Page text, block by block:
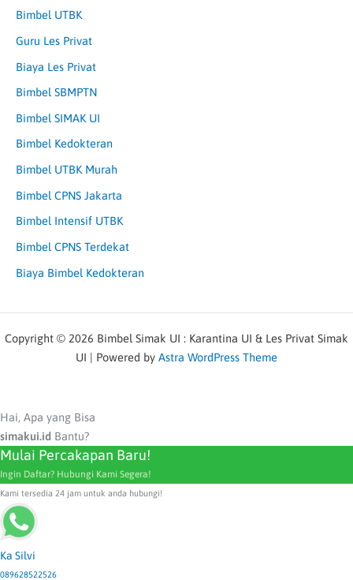
Bimbel UTBK
Guru Les Privat
Biaya Les Privat
Bimbel SBMPTN
Bimbel SIMAK UI
Bimbel Kedokteran
Bimbel UTBK Murah
Bimbel CPNS Jakarta
Bimbel Intensif UTBK
Bimbel CPNS Terdekat
Biaya Bimbel Kedokteran
Copyright © 2026 Bimbel Simak UI : Karantina UI & Les Privat Simak
UI | Powered by Astra WordPress Theme
Hai, Apa yang Bisa
simakui.id Bantu?
Mulai Percakapan Baru!
Ingin Daftar? Hubungi Kami Segera!
Kami tersedia 24 jam untuk anda hubungi!
Ka Silvi
089628522526